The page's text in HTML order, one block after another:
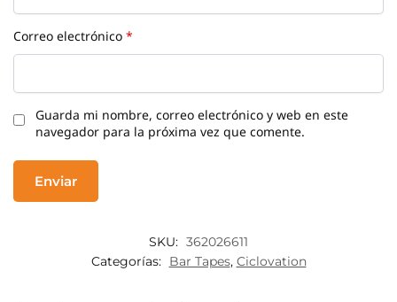
Correo electrónico*
Guarda mi nombre, correo electrónico y web en este
navegador para la próxima vez que comente.
SKU: 362026611
Categorías: Bar Tapes, Ciclovation